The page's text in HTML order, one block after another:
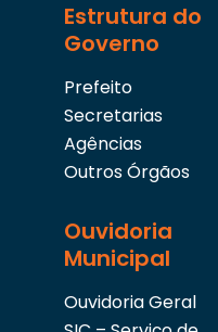
Estrutura do
Governo
Prefeito
Secretarias
Agências
Outros Órgãos
Ouvidoria
Municipal
Ouvidoria Geral